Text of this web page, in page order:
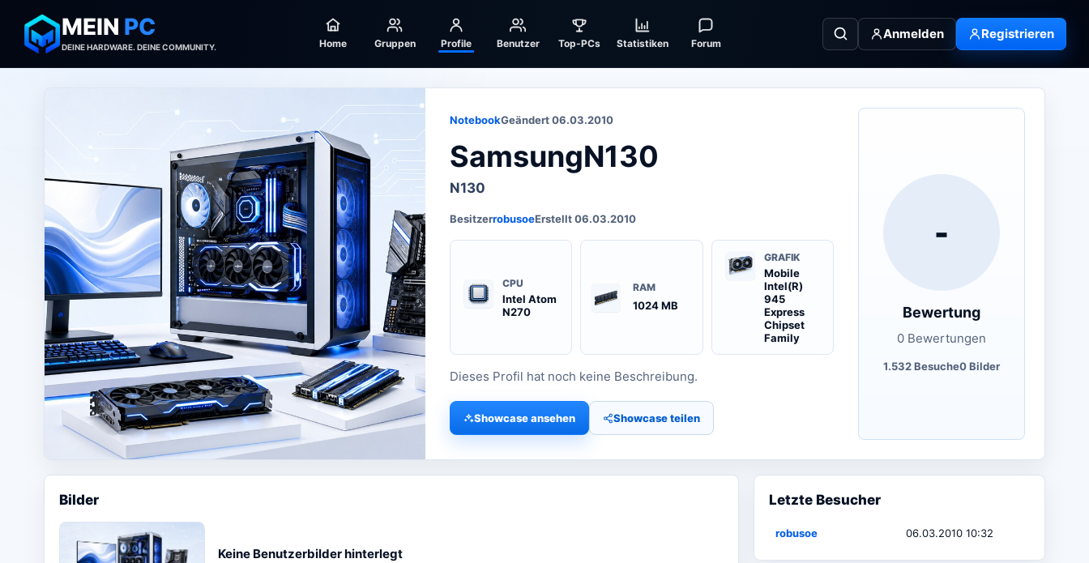
MEIN PC
DEINE HARDWARE. DEINE COMMUNITY. Home Gruppen Profile Benutzer Top-PCs Statistiken Forum
Anmelden Registrieren
NotebookGeändert 06.03.2010
SamsungN130
N130
BesitzerrobusoeErstellt 06.03.2010
CPU
Intel Atom
N270
RAM
1024 MB
GRAFIK
Mobile
Intel(R)
945
Express
Chipset
Family
Dieses Profil hat noch keine Beschreibung.
Showcase ansehen Showcase teilen
-
Bewertung
0 Bewertungen
1.532 Besuche0 Bilder
Bilder
Keine Benutzerbilder hinterlegt
Letzte Besucher
robusoe 06.03.2010 10:32